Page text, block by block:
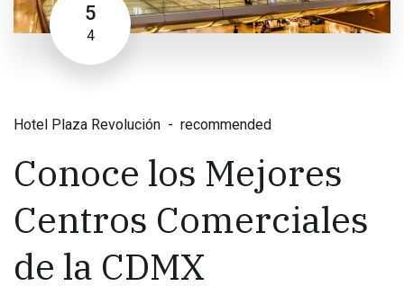
5
4
Hotel Plaza Revolución recommended
Conoce los Mejores
Centros Comerciales
de la CDMX